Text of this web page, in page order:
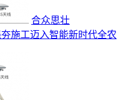
合众思壮
夯施工迈入智能新时代全农